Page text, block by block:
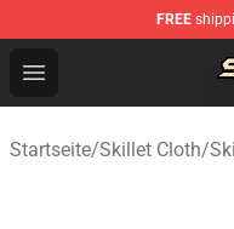
FREE
Open menu
Skillet Shop -
Startseite/Skillet Cloth/